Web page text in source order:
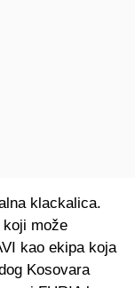
klackalica.
koji može
kao ekipa koja
Kosovara